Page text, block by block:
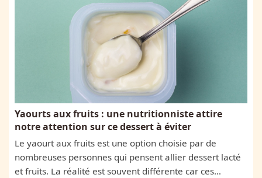
Yaourts aux fruits : une nutritionniste attire
notre attention sur ce dessert à éviter
Le yaourt aux fruits est une option choisie par de
nombreuses personnes qui pensent allier dessert lacté
et fruits. La réalité est souvent différente car ces